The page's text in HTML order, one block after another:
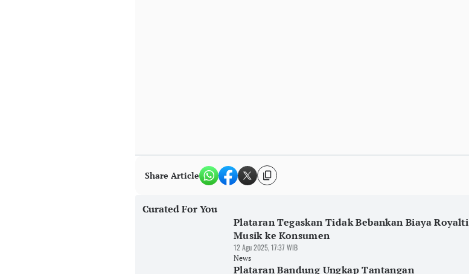
Share Article
Curated For You
Plataran Tegaskan Tidak Bebankan Biaya Royalti
Musik ke Konsumen
12 Agu 2025, 17:37 WIB
News
Plataran Bandung Ungkap Tantangan